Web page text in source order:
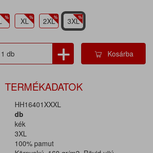
XL 2XL 3XL
Kosárba
TERMÉKADATOK
HH16401XXXL
db
kék
3XL
100% pamut